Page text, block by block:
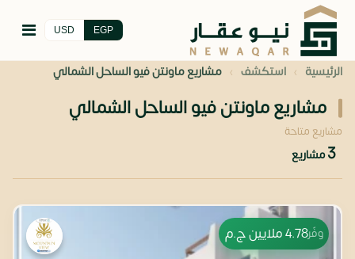
EGP
USD
الرئيسية › استكشف › مشاريع ماونتن فيو الساحل الشمالي
مشاريع ماونتن فيو الساحل الشمالي
مشاريع متاحة
3مشاريع
وفّر4.78 ملايين ج.م